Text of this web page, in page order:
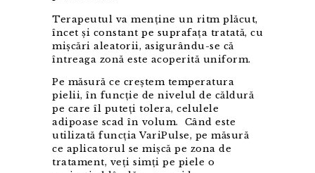
Terapeutul va menține un ritm plăcut,
încet și constant pe suprafața tratată, cu
mișcări aleatorii, asigurându-se că
întreaga zonă este acoperită uniform.
Pe măsură ce creștem temperatura
pielii, în funcție de nivelul de căldură
pe care îl puteți tolera, celulele
adipoase scad în volum. Când este
utilizată funcția VariPulse, pe măsură
ce aplicatorul se mișcă pe zona de
tratament, veți simți pe piele o